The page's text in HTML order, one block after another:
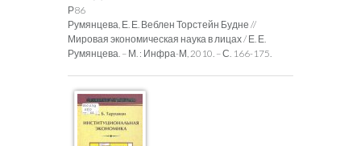
Р86
Румянцева, Е. Е. Веблен Торстейн Будне //
Мировая экономическая наука в лицах / Е. Е.
Румянцева. – М. : Инфра-М, 2010. – С. 166-175.